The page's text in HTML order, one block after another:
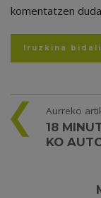
komentatzen
Aurreko
18
KO